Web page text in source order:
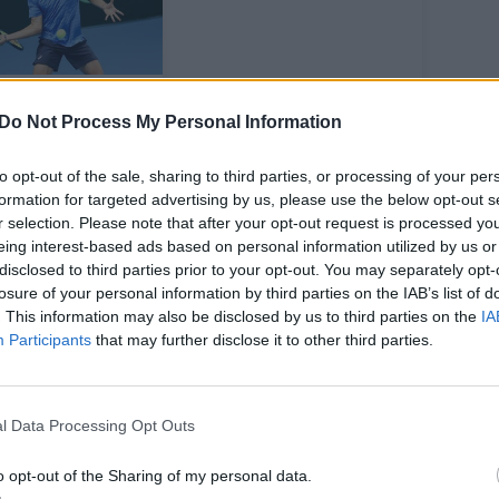
Do Not Process My Personal Information
opt-out of the sale, sharing to third parties, or processing of your
for targeted advertising by us, please use the below opt-out
selection. Please note that after your opt-out request is processed
interest-based ads based on personal information utilized by us
to third parties prior to your opt-out. You may separately
of your personal information by third parties on the IAB’s list of
This information may also be disclosed by us to third parties on the
Participants that may further disclose it to other third parties.
Data Processing Opt Outs
opt-out of the Sharing of my personal data.
bet be
po
baigė savo
„US
atrankoje
Hubertas Hurkaczas (ATP-7). Mūsų
įveikė kazachstanietį Timofejų Skatovą